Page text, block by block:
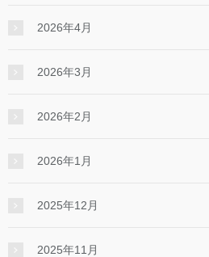
2026年4月
2026年3月
2026年2月
2026年1月
2025年12月
2025年11月